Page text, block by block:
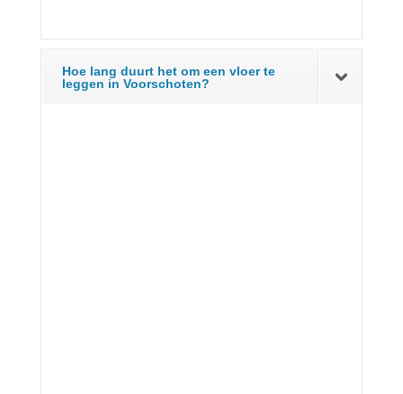
Hoe lang duurt het om een vloer te
leggen in Voorschoten?